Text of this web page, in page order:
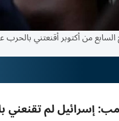
من أكتوبر أقنعتني بالحرب